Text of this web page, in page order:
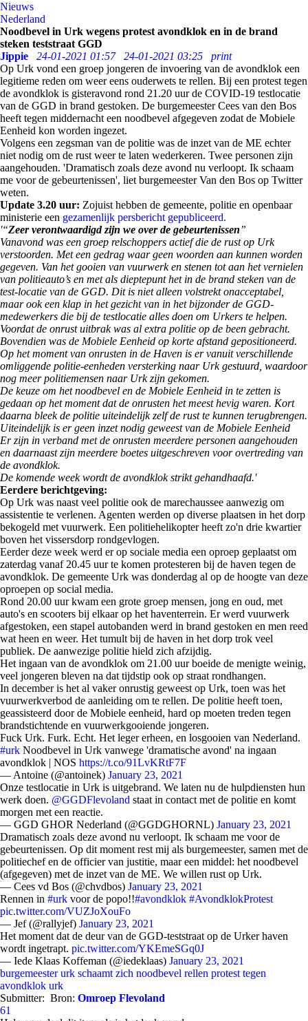
Nieuws
Nederland
Noodbevel in Urk wegens protest avondklok en in de brand
steken teststraat GGD
Jippie
24-01-2021 01:57 24-01-2021 03:25
print
Op Urk vond een groep jongeren de invoering van de avondklok een
legitieme reden om weer eens ouderwets te rellen. Bij een protest tegen
de avondklok is gisteravond rond 21.20 uur de COVID-19 testlocatie
van de GGD in brand gestoken. De burgemeester Cees van den Bos
heeft tegen middernacht een noodbevel afgegeven zodat de Mobiele
Eenheid kon worden ingezet.
Volgens een zegsman van de politie was de inzet van de ME echter
niet nodig om de rust weer te laten wederkeren. Twee personen zijn
aangehouden. 'Dramatisch zoals deze avond nu verloopt. Ik schaam
me voor de gebeurtenissen', liet burgemeester Van den Bos op Twitter
weten.
Update 3.20 uur: Zojuist hebben de gemeente, politie en openbaar
ministerie een gezamenlijk persbericht gepubliceerd.
'“Zeer verontwaardigd zijn we over de gebeurtenissen”
Vanavond was een groep relschoppers actief die de rust op Urk
verstoorden. Met een gedrag waar geen woorden aan kunnen worden
gegeven. Van het gooien van vuurwerk en stenen tot aan het vernielen
van politieauto’s en met als dieptepunt het in de brand steken van de
test-locatie van de GGD. Dit is niet alleen volstrekt onacceptabel,
maar ook een klap in het gezicht van in het bijzonder de GGD-
medewerkers die bij de testlocatie alles doen om Urkers te helpen.
Voordat de onrust uitbrak was al extra politie op de been gebracht.
Bovendien was de Mobiele Eenheid op korte afstand gepositioneerd.
Op het moment van onrusten in de Haven is er vanuit verschillende
omliggende politie-eenheden versterking naar Urk gestuurd, waardoor
nog meer politiemensen naar Urk zijn gekomen.
De keuze om het noodbevel en de Mobiele Eenheid in te zetten is
gedaan op het moment dat de onrusten het meest hevig waren. Kort
daarna bleek de politie uiteindelijk zelf de rust te kunnen terugbrengen.
Uiteindelijk is er geen inzet nodig geweest van de Mobiele Eenheid
Er zijn in verband met de onrusten meerdere personen aangehouden
en daarnaast zijn meerdere boetes uitgeschreven voor overtreding van
de avondklok.
De komende week wordt de avondklok strikt gehandhaafd.'
Eerdere berichtgeving:
Op Urk was naast veel politie ook de marechaussee aanwezig om
assistentie te verlenen. Agenten werden op diverse plaatsen in het dorp
bekogeld met vuurwerk. Een politiehelikopter heeft zo'n drie kwartier
boven het vissersdorp rondgevlogen.
Eerder deze week werd er op sociale media een oproep geplaatst om
zaterdag vanaf 20.45 uur te komen protesteren bij de haven tegen de
avondklok. De gemeente Urk was donderdag al op de hoogte van deze
oproepen op social media.
Rond 20.00 uur kwam een grote groep mensen, jong en oud, met
auto's en scooters bij elkaar op het haventerrein. Er werd vuurwerk
afgestoken, een stapel autobanden werd in brand gestoken en men reed
wat heen en weer. Het tumult bij de haven in het dorp trok veel
publiek. De aanwezige politie hield zich afzijdig.
Het ingaan van de avondklok om 21.00 uur boeide de menigte weinig,
veel jongeren bleven na dat tijdstip ook op straat rondhangen.
In december is het al vaker onrustig geweest op Urk, toen was het
vuurwerkverbod de aanleiding om te rellen. De politie heeft toen,
geassisteerd door de Mobiele eenheid, hard op moeten treden tegen
brandstichtende en vuurwerkgooiende jongeren.
Fuck Urk. Furk. Echt. Het leger erheen, en losgooien van Nederland.
#urk Noodbevel in Urk vanwege 'dramatische avond' na ingaan
avondklok | NOS https://t.co/91LvKRtF7F
— Antoine (@antoinek) January 23, 2021
Onze testlocatie in Urk is uitgebrand. We laten nu de hulpdiensten hun
werk doen. @GGDFlevoland staat in contact met de politie en komt
morgen met een reactie.
— GGD GHOR Nederland (@GGDGHORNL) January 23, 2021
Dramatisch zoals deze avond nu verloopt. Ik schaam me voor de
gebeurtenissen. Op dit moment rest mij als burgemeester, samen met de
politiechef en de officier van justitie, maar een middel: het noodbevel
(afgegeven) met de inzet van de ME. We willen rust op Urk.
— Cees vd Bos (@chvdbos) January 23, 2021
Rennen in #urk voor de popo!!#avondklok #AvondklokProtest
pic.twitter.com/VUZJoXouFo
— Jef (@rallyjef) January 23, 2021
Het moment dat de deur van de GGD-teststraat op de Urker haven
wordt ingetrapt. pic.twitter.com/YKEmeSGq0J
— Iede Klaas Koffeman (@iedeklaas) January 23, 2021
burgemeester urk schaamt zich noodbevel rellen protest tegen
avondklok urk
Submitter: Bron: Omroep Flevoland
61